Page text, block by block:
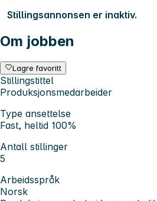
Stillingsannonsen er inaktiv.
Om jobben
Lagre favoritt
Stillingstittel
Produksjonsmedarbeider
Type ansettelse
Fast, heltid 100%
Antall stillinger
5
Arbeidsspråk
Norsk